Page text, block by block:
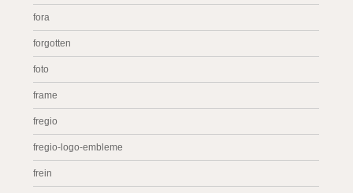
fora
forgotten
foto
frame
fregio
fregio-logo-embleme
frein